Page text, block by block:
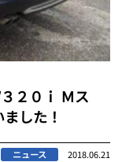
２０ｉ Ｍス
した！
ニュース 2018.06.21